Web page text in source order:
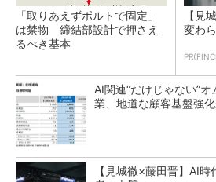
「取りあえずボルトで固定」
は禁物 締結部設計で押さえ
るべき基本
【見
変わ
AI関連“だけじゃない”
業、地道な顧客基盤強
【見城徹×藤田晋】AI